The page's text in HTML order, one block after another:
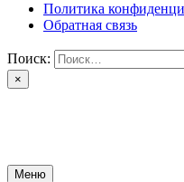
Политика
Обратная связь
Поиск:
×
Меню